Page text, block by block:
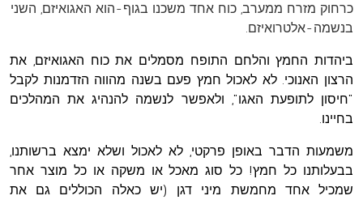
כרחוק מזרח ממערב, כוח אחד משכנו בגוף-הוא האגואיזם, השני
בנשמה-אלטרואיזם.
ביהדות החמץ והלחם התופח מסמלים את כוח האגואיזם, את
הרצון האנוכי. לא לאכול חמץ פעם בשנה מהווה הזדמנות לקבל
"חיסון לתופעת האגו", ולאפשר לנשמה להנהיג את המהלכים
בחיינו.
משמעות הדבר באופן פרקטי, לא לאכול ושלא ימצא ברשותנו,
בבעלותנו כל חמץ! כל סוג מאכל או משקה או כל מוצר אחר
שמכיל אחד מחמשת מיני דגן (יש כאלה הכוללים גם את